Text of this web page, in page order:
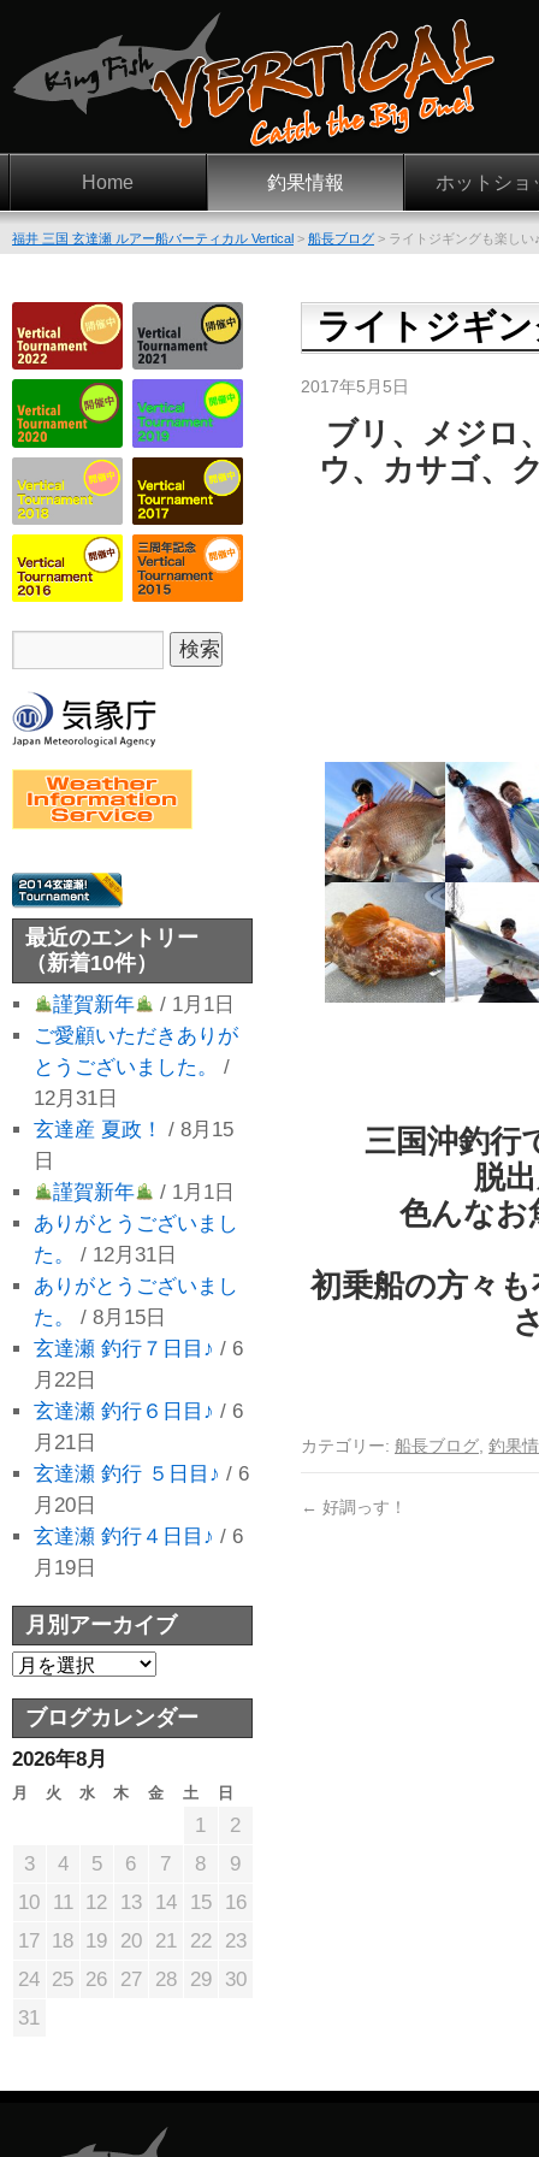
Home 釣果情報 ホットショ
福井 三国 玄達瀬 ルアー船バーティカル Vertical > 船長ブログ > ライトジギングも楽しい
ライトジギ
2017年5月5日
ブリ、メジロ
ウ、カサゴ、
三国沖釣行
脱
色んなお
初乗船の方々
カテゴリー: 船長ブログ 釣果
← 好調っす！
最近のエントリー
（新着10件）
謹賀新年
/ 1月1日
ご愛顧いただきありが
とうございました。
/
12月31日
玄達産 夏政！
/ 8月15
日
謹賀新年
/ 1月1日
ありがとうございまし
た。
/ 12月31日
ありがとうございまし
た。
/ 8月15日
玄達瀬 釣行７日目♪ / 6
月22日
玄達瀬 釣行６日目♪ / 6
月21日
玄達瀬 釣行 ５日目♪ / 6
月20日
玄達瀬 釣行４日目♪ / 6
月19日
月別アーカイブ
ブログカレンダー
2026年8月
月 火 水 木 金 土 日
1
2
3
4 5 6 7 8
9
10
11 12 13 14 15
16
17 18 19 20 21 22
23
24 25 26 27 28 29
30
31